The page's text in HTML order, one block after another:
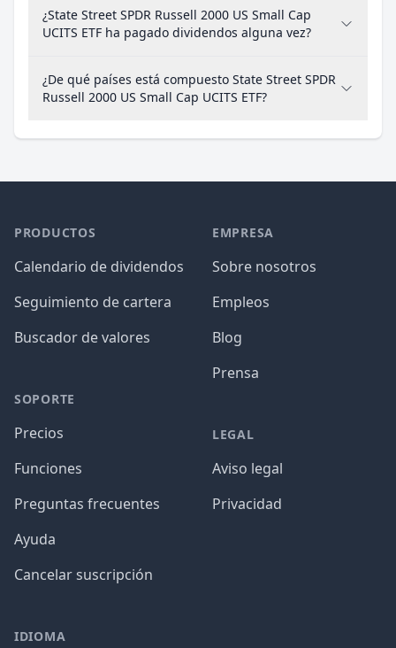
¿State Street SPDR Russell 2000 US Small Cap
UCITS ETF ha pagado dividendos alguna vez?
¿De qué países está compuesto State Street SPDR
Russell 2000 US Small Cap UCITS ETF?
PRODUCTOS
Calendario de dividendos
Seguimiento de cartera
Buscador de valores
SOPORTE
Precios
Funciones
Preguntas frecuentes
Ayuda
Cancelar suscripción
EMPRESA
Sobre nosotros
Empleos
Blog
Prensa
LEGAL
Aviso legal
Privacidad
IDIOMA